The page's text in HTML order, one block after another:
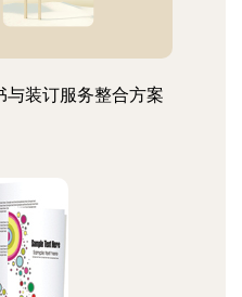
与装订服务整合方案